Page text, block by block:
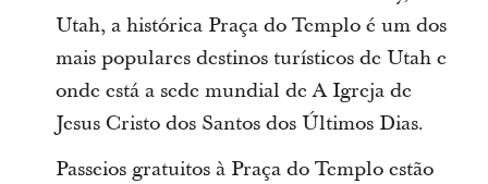
Utah, a histórica Praça do Templo é um dos
mais populares destinos turísticos de Utah e
onde está a sede mundial de A Igreja de
Jesus Cristo dos Santos dos Últimos Dias.
Passeios gratuitos à Praça do Templo estão